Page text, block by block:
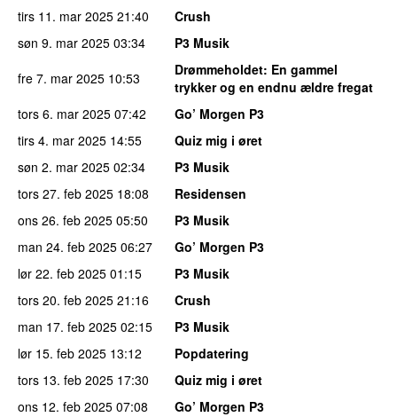
tirs 11. mar 2025 21:40
Crush
søn 9. mar 2025 03:34
P3 Musik
fre 7. mar 2025 10:53 Drømmeholdet: En gammel
trykker og en endnu ældre fregat
tors 6. mar 2025 07:42
Go’ Morgen P3
tirs 4. mar 2025 14:55
Quiz mig i øret
søn 2. mar 2025 02:34
P3 Musik
tors 27. feb 2025 18:08
Residensen
ons 26. feb 2025 05:50
P3 Musik
man 24. feb 2025 06:27
Go’ Morgen P3
lør 22. feb 2025 01:15
P3 Musik
tors 20. feb 2025 21:16
Crush
man 17. feb 2025 02:15
P3 Musik
lør 15. feb 2025 13:12
Popdatering
tors 13. feb 2025 17:30
Quiz mig i øret
ons 12. feb 2025 07:08
Go’ Morgen P3